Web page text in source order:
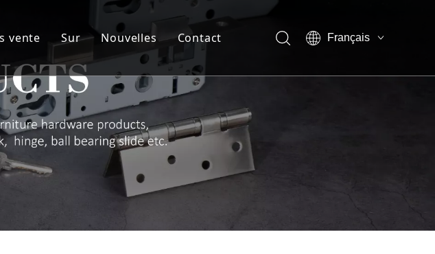
vente
fournisseurs & NDA
Sur
Notre compagnie
Avantage de l'entreprise
Membre de l'équipe
Spectacle de réalité virtuelle
Certificat
Nouvelles Contact
Français
العربية